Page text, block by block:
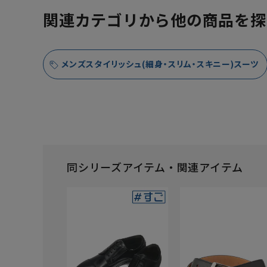
関連カテゴリから他の商品を
メンズスタイリッシュ(細身・スリム・スキニー)スーツ
同シリーズアイテム・関連アイテム